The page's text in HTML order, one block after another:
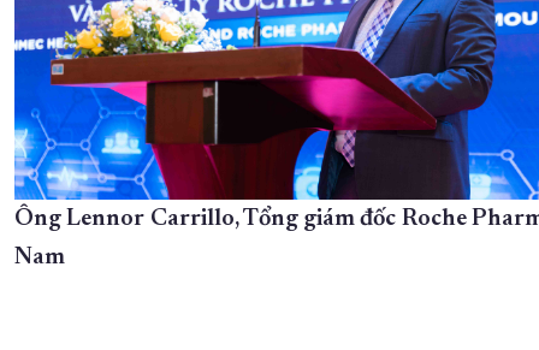
Ông Lennor Carrillo, Tổng giám đốc Roche
Nam